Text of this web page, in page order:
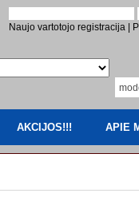
Naujo vartotojo registracija
AKCIJOS!!! APIE